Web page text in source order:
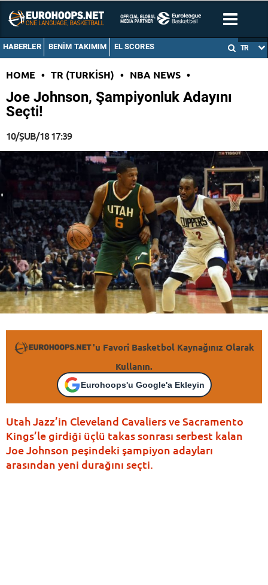
HABERLER BENIM TAKIMIM EL SCORES TR
HOME • TR (TURKISH) • NBA NEWS •
Joe Johnson, Şampiyonluk Adayını
Seçti!
10/ŞUB/18 17:39
'u Favori Basketbol Kaynağınız Olarak
Kullanın.
Eurohoops'u Google'a Ekleyin
Utah Jazz’in Cleveland Cavaliers ve Sacramento
Kings’le girdiği üçlü takas sonrası serbest kalan
Joe Johnson peşindeki şampiyon adayları
arasından yeni durağını seçti.